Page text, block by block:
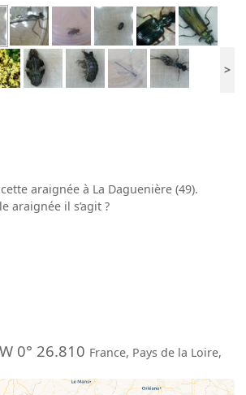
>
araignée à La Daguenière (49).
araignée il s’agit ?
W 0° 26.810 France, Pays de la Loire,